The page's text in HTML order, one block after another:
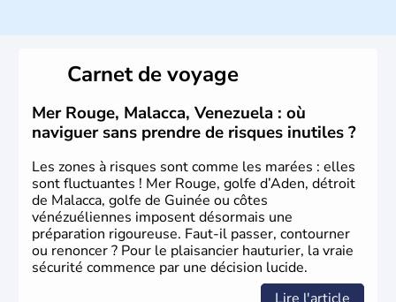
Carnet de voyage
Mer Rouge, Malacca, Venezuela : où
naviguer sans prendre de risques inutiles ?
Les zones à risques sont comme les marées : elles
sont fluctuantes ! Mer Rouge, golfe d’Aden, détroit
de Malacca, golfe de Guinée ou côtes
vénézuéliennes imposent désormais une
préparation rigoureuse. Faut-il passer, contourner
ou renoncer ? Pour le plaisancier hauturier, la vraie
sécurité commence par une décision lucide.